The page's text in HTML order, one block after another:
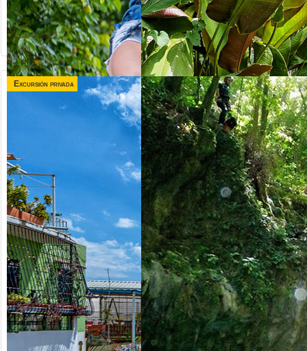
desde US$
120.00
TRIPLE
AVENTURA
Republica Dominicana
desde US$
75.00
VALLE TAINO +
CITY TOUR
Republica Dominicana
Excursión privada